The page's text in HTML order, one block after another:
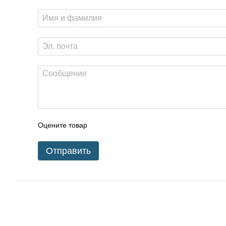
Оцените товар
Отправить